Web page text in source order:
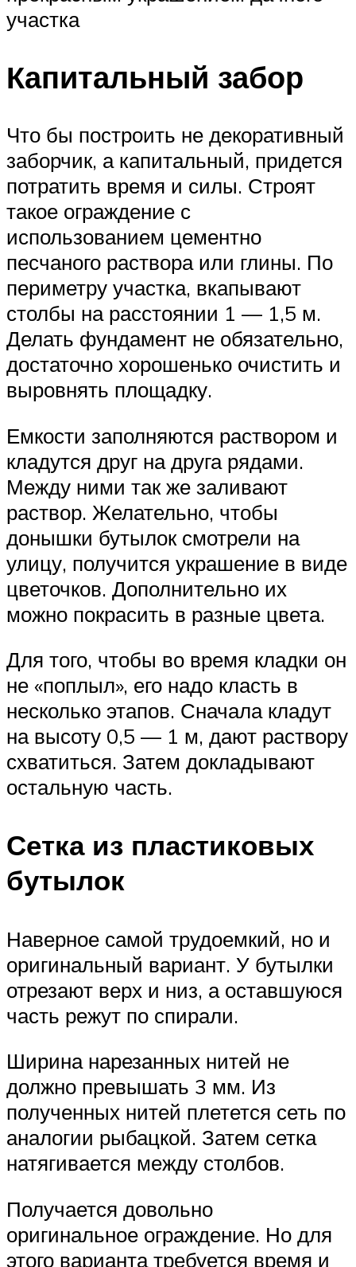
участка
Капитальный забор
Что бы построить не декоративный
заборчик, а капитальный, придется
потратить время и силы. Строят
такое ограждение с
использованием цементно
песчаного раствора или глины. По
периметру участка, вкапывают
столбы на расстоянии 1 — 1,5 м.
Делать фундамент не обязательно,
достаточно хорошенько очистить и
выровнять площадку.
Емкости заполняются раствором и
кладутся друг на друга рядами.
Между ними так же заливают
раствор. Желательно, чтобы
донышки бутылок смотрели на
улицу, получится украшение в виде
цветочков. Дополнительно их
можно покрасить в разные цвета.
Для того, чтобы во время кладки он
не «поплыл», его надо класть в
несколько этапов. Сначала кладут
на высоту 0,5 — 1 м, дают раствору
схватиться. Затем докладывают
остальную часть.
Сетка из пластиковых
бутылок
Наверное самой трудоемкий, но и
оригинальный вариант. У бутылки
отрезают верх и низ, а оставшуюся
часть режут по спирали.
Ширина нарезанных нитей не
должно превышать 3 мм. Из
полученных нитей плетется сеть по
аналогии рыбацкой. Затем сетка
натягивается между столбов.
Получается довольно
оригинальное ограждение. Но для
этого варианта требуется время и